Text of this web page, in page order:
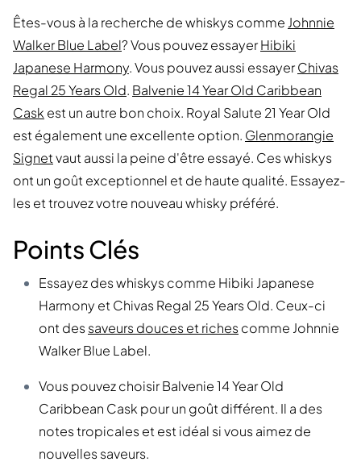
Êtes-vous à la recherche de whiskys comme Johnnie
Walker Blue Label? Vous pouvez essayerHibiki
Japanese Harmony. Vous pouvez aussi essayerChivas
Regal 25 Years Old. Balvenie 14 Year Old Caribbean
Cask est un autre bon choix. Royal Salute 21 Year Old
est également une excellente option. Glenmorangie
Signetvaut aussi la peine d'être essayé. Ces whiskys
ont un goût exceptionnel et de haute qualité. Essayez-
les et trouvez votre nouveau whisky préféré.
Points Clés
Essayez des whiskys comme Hibiki Japanese
Harmony et Chivas Regal 25 Years Old. Ceux-ci
ont dessaveurs douces et richescomme Johnnie
Walker Blue Label.
Vous pouvez choisir Balvenie 14 Year Old
Caribbean Cask pour un goût différent. Il a des
notes tropicales et est idéal si vous aimez de
nouvelles saveurs.